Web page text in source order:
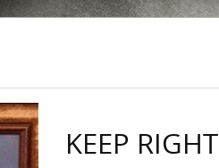
KEEP RIGHT